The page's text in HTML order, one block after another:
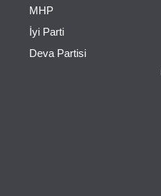
MHP
İyi Parti
Deva Partisi